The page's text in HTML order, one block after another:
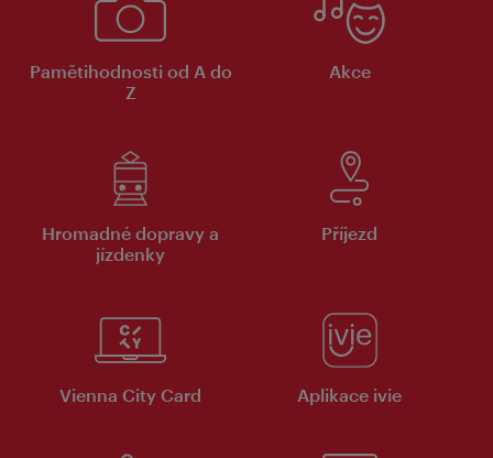
Pamětihodnosti od A do
Z
Akce
Hromadné dopravy a
jízdenky
Příjezd
Vienna City Card Aplikace ivie